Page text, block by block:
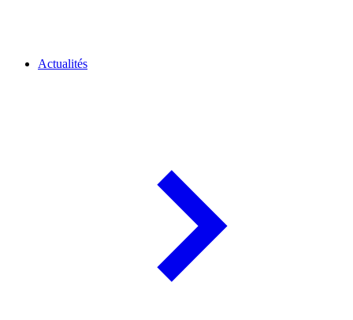
Actualités